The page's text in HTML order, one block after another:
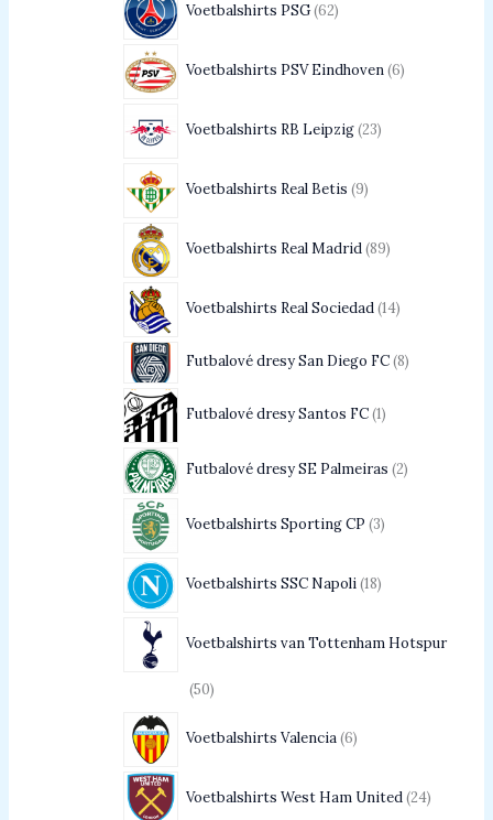
Voetbalshirts PSG 62
Voetbalshirts PSV Eindhoven 6
Voetbalshirts RB Leipzig 23
Voetbalshirts Real Betis 9
Voetbalshirts Real Madrid 89
Voetbalshirts Real Sociedad 14
Futbalové dresy San Diego FC 8
Futbalové dresy Santos FC 1
Futbalové dresy SE Palmeiras 2
Voetbalshirts Sporting CP 3
Voetbalshirts SSC Napoli 18
Voetbalshirts van Tottenham Hotspur
50
Voetbalshirts Valencia 6
Voetbalshirts West Ham United 24